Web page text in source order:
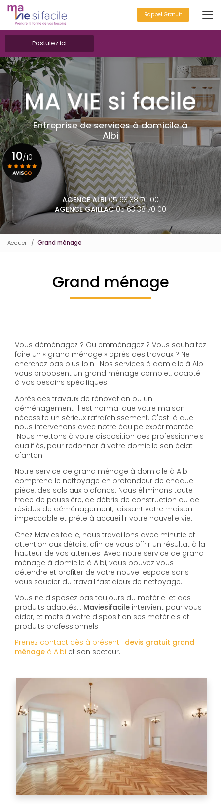
Aller
au
contenu
principal
Postulez ici
Rappel Gratuit
Entreprise de services à domicile à
Albi
AGENCE ALBI05 63 38 70 00
AGENCE GAILLAC05 63 38 70 00
10/10
Voir le certificat
Accueil Grand ménage
Grand ménage
Vous déménagez ? Ou emménagez ? Vous souhaitez
faire un « grand ménage » après des travaux ? Ne
cherchez pas plus loin ! Nos services à domicile à Albi
vous proposent un grand ménage complet, adapté
à vos besoins spécifiques.
Après des travaux de rénovation ou un
déménagement, il est normal que votre maison
nécessite un sérieux rafraîchissement. C'est là que
nous intervenons avec notre équipe expérimentée
Nous mettons à votre disposition des professionnels
qualifiés, pour redonner à votre domicile son éclat
d'antan.
Notre service de grand ménage à domicile à Albi
comprend le nettoyage en profondeur de chaque
pièce, des sols aux plafonds. Nous éliminons toute
trace de poussière, de débris de construction ou de
résidus de déménagement, laissant votre maison
impeccable et prête à accueillir votre nouvelle vie.
Chez Maviesifacile, nous travaillons avec minutie et
attention aux détails, afin de vous offrir un résultat à la
hauteur de vos attentes. Avec notre service de grand
ménage à domicile à Albi, vous pouvez vous
détendre et profiter de votre nouvel espace sans
vous soucier du travail fastidieux de nettoyage.
Vous ne disposez pas toujours du matériel et des
produits adaptés… Maviesifacile intervient pour vous
aider, et mets à votre disposition ses matériels et
produits professionnels.
Prenez contact dès à présent : devis gratuit grand
ménage à Albi et son secteur.